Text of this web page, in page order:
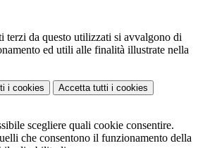
terzi da questo utilizzati si avvalgono di
ed utili alle finalità illustrate nella
i cookies Accetta tutti i cookies
scegliere quali cookie consentire.
che consentono il funzionamento della